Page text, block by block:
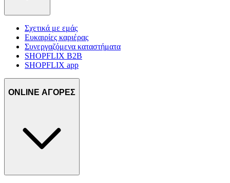
Σχετικά με εμάς
Ευκαιρίες καριέρας
Συνεργαζόμενα καταστήματα
SHOPFLIX B2B
SHOPFLIX app
ONLINE ΑΓΟΡΕΣ